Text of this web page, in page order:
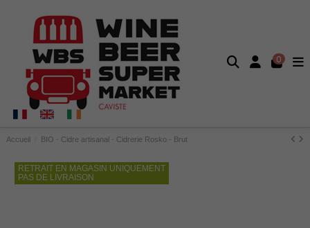
0
Accueil BIO - Cidre artisanal - Cidrerie Rosko - Brut
RETRAIT EN MAGASIN UNIQUEMENT
PAS DE LIVRAISON